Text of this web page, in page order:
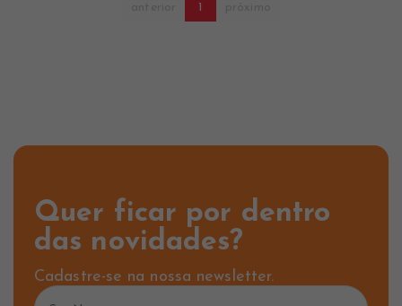
1
Quer ficar por dentro
das novidades?
Cadastre-se na nossa newsletter.